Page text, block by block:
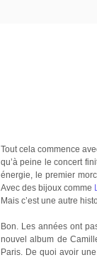
Tout cela commence
qu’à peine le concert
énergie, le premier
Avec des bijoux comme
Mais c’est une autre
Bon. Les années ont
nouvel album de
Paris. De quoi avoir